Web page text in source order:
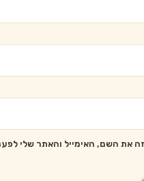
את השם, האימייל והאתר שלי